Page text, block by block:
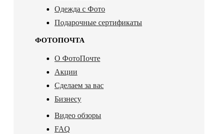
Одежда с Фото
Подарочные сертификаты
ФОТОПОЧТА
О ФотоПочте
Акции
Сделаем за вас
Бизнесу
Видео обзоры
FAQ